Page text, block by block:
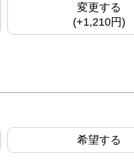
変更する
(+1,210円)
希望する